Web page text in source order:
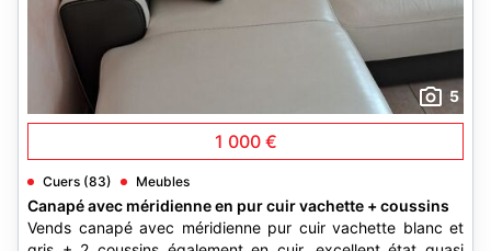
5
1 000 €
Cuers (83) Meubles
Canapé avec méridienne en pur cuir vachette + coussins
Vends canapé avec méridienne pur cuir vachette blanc et